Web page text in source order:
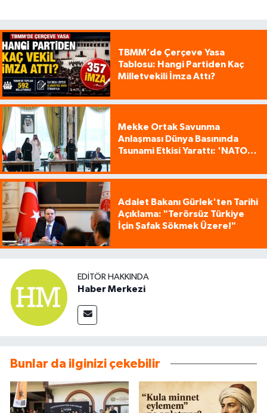
TBMM’de Çerçeve Yasa
Tablosu: Hangi Partiden Kaç
Milletvekili İmza Attı?
Mekke Ortak Savunma
Anlaşması Dünya Basınında
Tsunami Etkisi Yarattı: 'NATO
Adalet Bakanı Gürlek'ten Tarihi
Açıklama: "Terörsüz Türkiye
İçin Şafak Sökmek Üzere!"
EDITÖR HAKKINDA
Haber Merkezi
Bunlar da ilginizi çekebilir